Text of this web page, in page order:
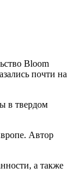
Bloom
почти на
в твердом
Автор
а также